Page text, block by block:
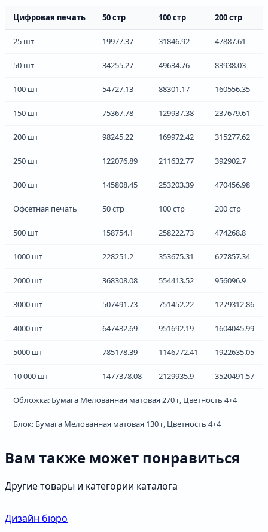
Цифровая печать 50 стр 100 стр 200 стр
25 шт 19977.37 31846.92 47887.61
50 шт 34255.27 49634.76 83938.03
100 шт 54727.13 88301.17 160556.35
150 шт 75367.78 129937.38 237679.61
200 шт 98245.22 169972.42 315277.62
250 шт 122076.89 211632.77 392902.7
300 шт 145808.45 253203.39 470456.98
Офсетная печать 50 стр 100 стр 200 стр
500 шт 158754.1 258222.73 474268.8
1000 шт 228251.2 353675.31 627857.34
2000 шт 368308.08 554413.52 956096.9
3000 шт 507491.73 751452.22 1279312.86
4000 шт 647432.69 951692.19 1604045.99
5000 шт 785178.39 1146772.41 1922635.05
10 000 шт 1477378.08 2129935.9 3520491.57
Обложка: Бумага Мелованная матовая 270 г, Цветность 4+4
Блок: Бумага Мелованная матовая 130 г, Цветность 4+4
Вам также может понравиться
Другие товары и категории каталога
Дизайн бюро